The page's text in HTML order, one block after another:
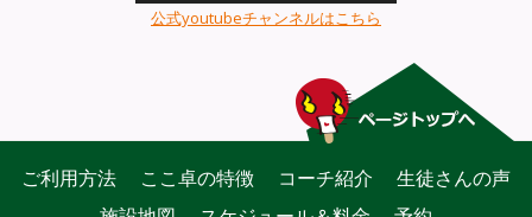
ヤ
公式youtubeチャンネルはこちら
ご利用方法 ここ卓の特徴 コーチ紹介
生徒さんの声